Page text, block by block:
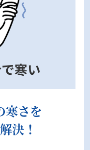
寒い
寒さを
決！